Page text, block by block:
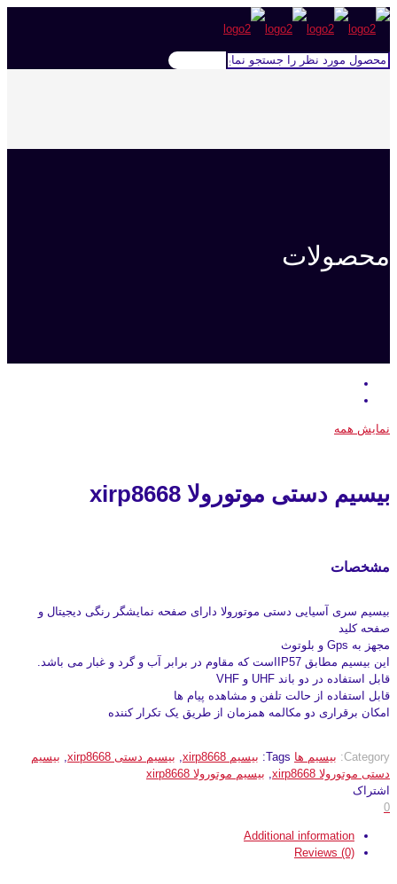
محصولات
نمایش همه
بیسیم دستی موتورولا xirp8668
مشخصات
بیسیم سری آسیایی دستی موتورولا دارای صفحه نمایشگر رنگی دیجیتال و
صفحه کلید
مجهز به Gps و بلوتوث
این بیسیم مطابق IP57است که مقاوم در برابر آب و گرد و غبار می باشد.
قابل استفاده در دو باند UHF و VHF
قابل استفاده از حالت تلفن و مشاهده پیام ها
امکان برقراری دو مکالمه همزمان از طریق یک تکرار کننده
Category: بیسیم ها Tags: بیسیم xirp8668 بیسیم دستی xirp8668
بیسیم
دستی موتورولا xirp8668
بیسیم موتورولا xirp8668
اشتراک
0
Additional information
Reviews (0)